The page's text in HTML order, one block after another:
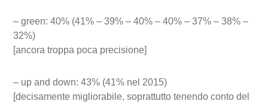
– green: 40% (41% – 39% – 40% – 40% – 37% – 38% –
32%)
[ancora troppa poca precisione]
– up and down: 43% (41% nel 2015)
[decisamente migliorabile, soprattutto tenendo conto del